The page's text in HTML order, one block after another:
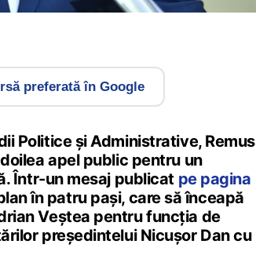
preferată în Google
Politice și Administrative, Remus
apel public pentru un
Într-un mesaj publicat pe pagina
în patru pași, care să înceapă
Veștea pentru funcția de
președintelui Nicușor Dan cu